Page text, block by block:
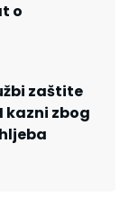
o
zaštite
kazni zbog